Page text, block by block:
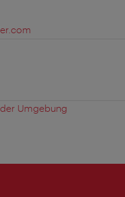
Umgebung